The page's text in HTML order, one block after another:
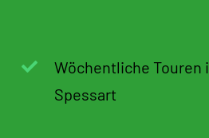
Wöchentliche Touren
Spessart